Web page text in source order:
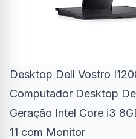
Desktop Dell Vostro
Computador Desktop
Geração Intel Core i3
11 com Monitor